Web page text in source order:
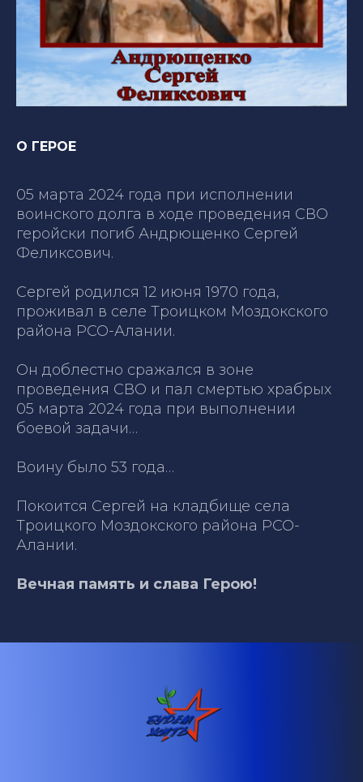
О ГЕРОЕ
05 марта 2024 года при исполнении
воинского долга в ходе проведения СВО
геройски погиб Андрющенко Сергей
Феликсович.
Сергей родился 12 июня 1970 года,
проживал в селе Троицком Моздокского
района РСО-Алании.
Он доблестно сражался в зоне
проведения СВО и пал смертью храбрых
05 марта 2024 года при выполнении
боевой задачи…
Воину было 53 года…
Покоится Сергей на кладбище села
Троицкого Моздокского района РСО-
Алании.
Вечная память и слава Герою!